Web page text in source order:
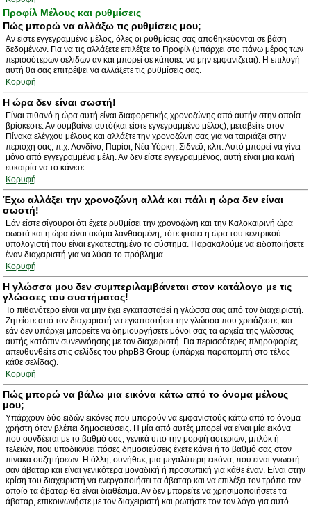
Προφίλ Μέλους και ρυθμίσεις
Πώς μπορώ να αλλάξω τις ρυθμίσεις μου;
Αν είστε εγγεγραμμένο μέλος, όλες οι ρυθμίσεις σας αποθηκεύονται σε βάση
δεδομένων. Για να τις αλλάξετε επιλέξτε το Προφίλ (υπάρχει στο πάνω μέρος των
περισσότερων σελίδων αν και μπορεί σε κάποιες να μην εμφανίζεται). Η επιλογή
αυτή θα σας επιτρέψει να αλλάξετε τις ρυθμίσεις σας.
Κορυφή
Η ώρα δεν είναι σωστή!
Είναι πιθανό η ώρα αυτή είναι διαφορετικής χρονοζώνης από αυτήν στην οποία
βρίσκεστε. Αν συμβαίνει αυτό(και είστε εγγεγραμμένο μέλος), μεταβείτε στον
Πίνακα ελέγχου μέλους και αλλάξτε την χρονοζώνη σας για να ταιριάζει στην
περιοχή σας, π.χ. Λονδίνο, Παρίσι, Νέα Υόρκη, Σίδνεϋ, κλπ. Αυτό μπορεί να γίνει
μόνο από εγγεγραμμένα μέλη. Αν δεν είστε εγγεγραμμένος, αυτή είναι μια καλή
ευκαιρία να το κάνετε.
Κορυφή
Έχω αλλάξει την χρονοζώνη αλλά και πάλι η ώρα δεν είναι
σωστή!
Εάν είστε σίγουροι ότι έχετε ρυθμίσει την χρονοζώνη και την Καλοκαιρινή ώρα
σωστά και η ώρα είναι ακόμα λανθασμένη, τότε φταίει η ώρα του κεντρικού
υπολογιστή που είναι εγκατεστημένο το σύστημα. Παρακαλούμε να ειδοποιήσετε
έναν διαχειριστή για να λύσει το πρόβλημα.
Κορυφή
Η γλώσσα μου δεν συμπεριλαμβάνεται στον κατάλογο με τις
γλώσσες του συστήματος!
Το πιθανότερο είναι να μην έχει εγκατασταθεί η γλώσσα σας από τον διαχειριστή.
Ζητείστε από τον διαχειριστή να εγκαταστήσει την γλώσσα που χρειάζεστε, και
εάν δεν υπάρχει μπορείτε να δημιουργήσετε μόνοι σας τα αρχεία της γλώσσας
αυτής κατόπιν συνεννόησης με τον διαχειριστή. Για περισσότερες πληροφορίες
απευθυνθείτε στις σελίδες του phpBB Group (υπάρχει παραπομπή στο τέλος
κάθε σελίδας).
Κορυφή
Πώς μπορώ να βάλω μια εικόνα κάτω από το όνομα μέλους
μου;
Υπάρχουν δύο ειδών εικόνες που μπορούν να εμφανιστούς κάτω από το όνομα
χρήστη όταν βλέπει δημοσιεύσεις. Η μία από αυτές μπορεί να είναι μία εικόνα
που συνδέεται με το βαθμό σας, γενικά υπο την μορφή αστεριών, μπλόκ ή
τελειών, που υποδικνύει πόσες δημοσιεύσεις έχετε κάνει ή το βαθμό σας στον
πίνακα συζητήσεων. Η άλλη, συνήθως μια μεγαλύτερη εικόνα, που είναι γνωστή
σαν άβαταρ και είναι γενικότερα μοναδική ή προσωπική για κάθε έναν. Είναι στην
κρίση του διαχειριστή να ενεργοποιήσει τα άβαταρ και να επιλέξει τον τρόπο τον
οποίο τα άβαταρ θα είναι διαθέσιμα. Αν δεν μπορείτε να χρησιμοποιήσετε τα
άβαταρ, επικοινωνήστε με τον διαχειριστή και ρωτήστε τον τον λόγο για αυτό.